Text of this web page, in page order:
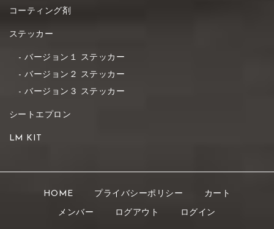
コーティング剤
ステッカー
バージョン１ ステッカー
バージョン２ ステッカー
バージョン３ ステッカー
シートエプロン
LM KIT
HOME プライバシーポリシー カート
メンバー ログアウト ログイン